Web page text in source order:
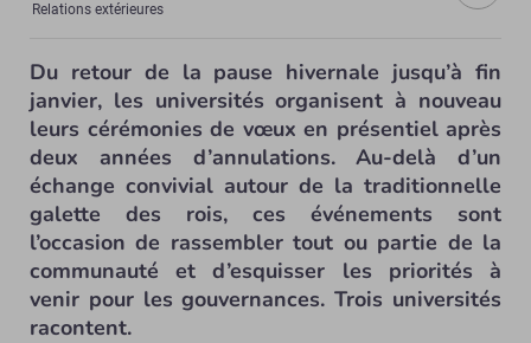
Relations extérieures
Du retour de la pause hivernale jusqu’à fin
janvier, les universités organisent à nouveau
leurs cérémonies de vœux en présentiel après
deux années d’annulations. Au-delà d’un
échange convivial autour de la traditionnelle
galette des rois, ces événements sont
l’occasion de rassembler tout ou partie de la
communauté et d’esquisser les priorités à
venir pour les gouvernances. Trois universités
racontent.